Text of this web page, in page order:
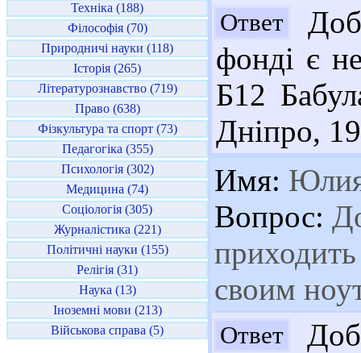
Техніка (188)
Філософія (70)
Природничі науки (118)
Історія (265)
Літературознавство (719)
Право (638)
Фізкультура та спорт (73)
Педагогіка (355)
Психологія (302)
Медицина (74)
Соціологія (305)
Журналістика (221)
Політичні науки (155)
Релігія (31)
Наука (13)
Іноземні мови (213)
Військова справа (5)
Ответ
фонді є
Б12
Дніпро,
Имя:
Вопрос:
своим
Ответ